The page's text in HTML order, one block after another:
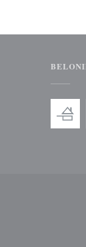
nieuw venster))